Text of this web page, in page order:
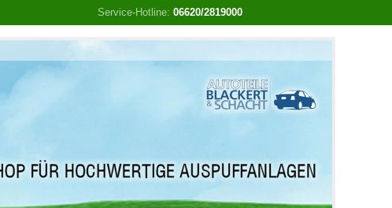
Service-Hotline: 06620/2819000